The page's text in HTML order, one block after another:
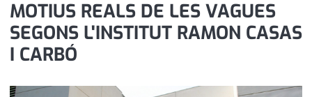
empresa
esports
contacte
telèfons
MOTIUS REALS DE LES VAGUES
SEGONS L'INSTITUT RAMON CASAS
I CARBÓ